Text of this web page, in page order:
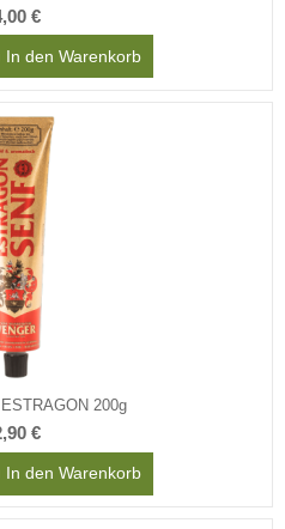
€
In den Warenkorb
200g
€
In den Warenkorb